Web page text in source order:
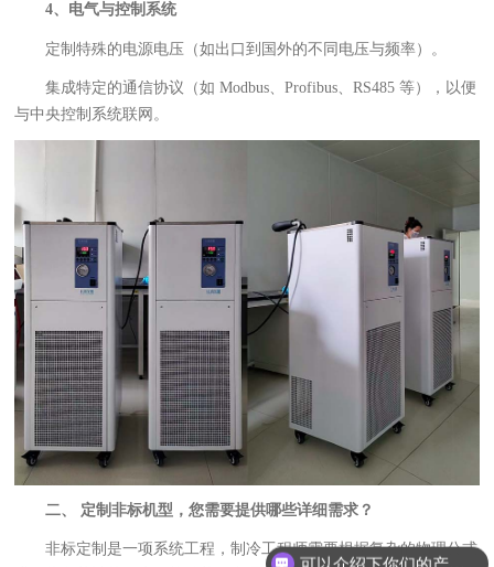
4、电气与控制系统
定制特殊的电源电压（如出口到国外的不同电压与频率）。
集成特定的通信协议（如 Modbus、Profibus、RS485 等），以便
与中央控制系统联网。
二、 定制非标机型，您需要提供哪些详细需求？
非标定制是一项系统工程，制冷工程师需要根据复杂的物理公式